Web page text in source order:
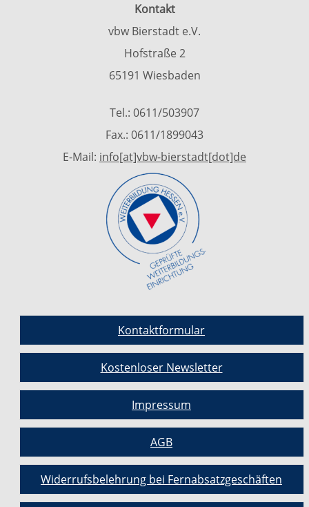
Kontakt
vbw Bierstadt e.V.
Hofstraße 2
65191 Wiesbaden
Tel.: 0611/503907
Fax.: 0611/1899043
E-Mail: info[at]vbw-bierstadt[dot]de
Kontaktformular
Kostenloser Newsletter
Impressum
AGB
Widerrufsbelehrung bei Fernabsatzgeschäften